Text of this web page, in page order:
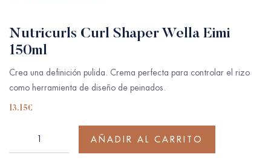
Nutricurls Curl Shaper Wella Eimi
150ml
Crea una definición pulida. Crema perfecta para controlar el rizo
como herramienta de diseño de peinados.
13.15€
AÑADIR AL CARRITO